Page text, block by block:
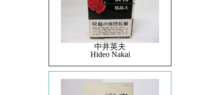
中井英夫
Hideo Nakai